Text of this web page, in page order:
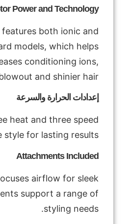
Power and Technology
both ionic and
models, which helps
conditioning ions,
and shinier hair.
إعدادات الحرارة والسرعة
heat and three speed
for lasting results.
Attachments Included
airflow for sleek
support a range of
styling needs.